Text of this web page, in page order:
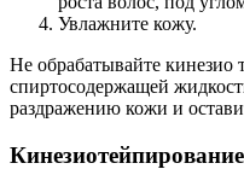
Увлажните кожу.
Не обрабатывайте кинезио
спиртосодержащей
раздражению кожи и